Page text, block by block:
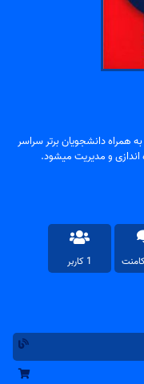
همراه دانشجویان برتر سراسر
اندازی و مدیریت میشود.
1 کاربر